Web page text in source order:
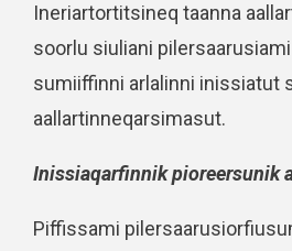
Ineriartortitsineq taanna
soorlu siuliani
sumiiffinni arlalinni inissiatut
aallartinneqarsimasut.
Inissiaqarfinnik pioreersunik
Piffissami